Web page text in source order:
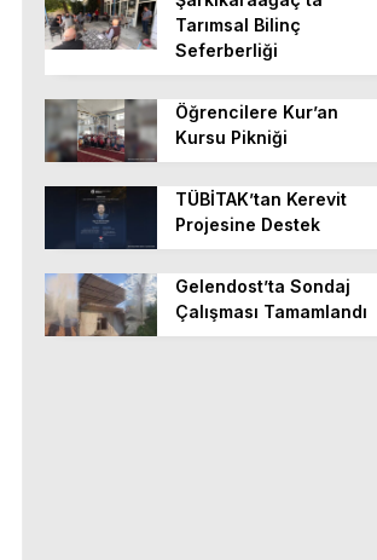
Tarımsal Bilinç
Seferberliği
Öğrencilere Kur’an
Kursu Pikniği
TÜBİTAK’tan Kerevit
Projesine Destek
Gelendost’ta Sondaj
Çalışması Tamamlandı